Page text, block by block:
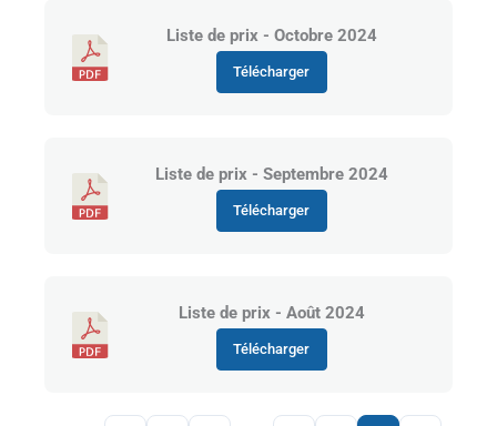
Liste de prix - Octobre 2024
Télécharger
Liste de prix - Septembre 2024
Télécharger
Liste de prix - Août 2024
Télécharger